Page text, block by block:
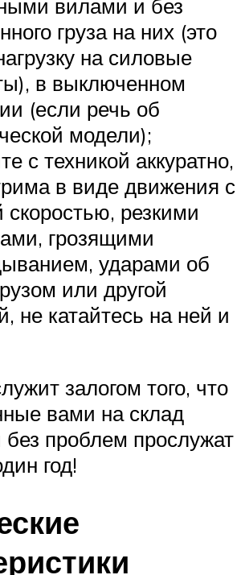
вилами и без
груза на них (это
на силовые
в выключенном
(если речь об
модели);
с техникой аккуратно,
в виде движения с
скоростью, резкими
грозящими
ударами об
или другой
не катайтесь на ней и
залогом того, что
вами на склад
проблем прослужат
год!